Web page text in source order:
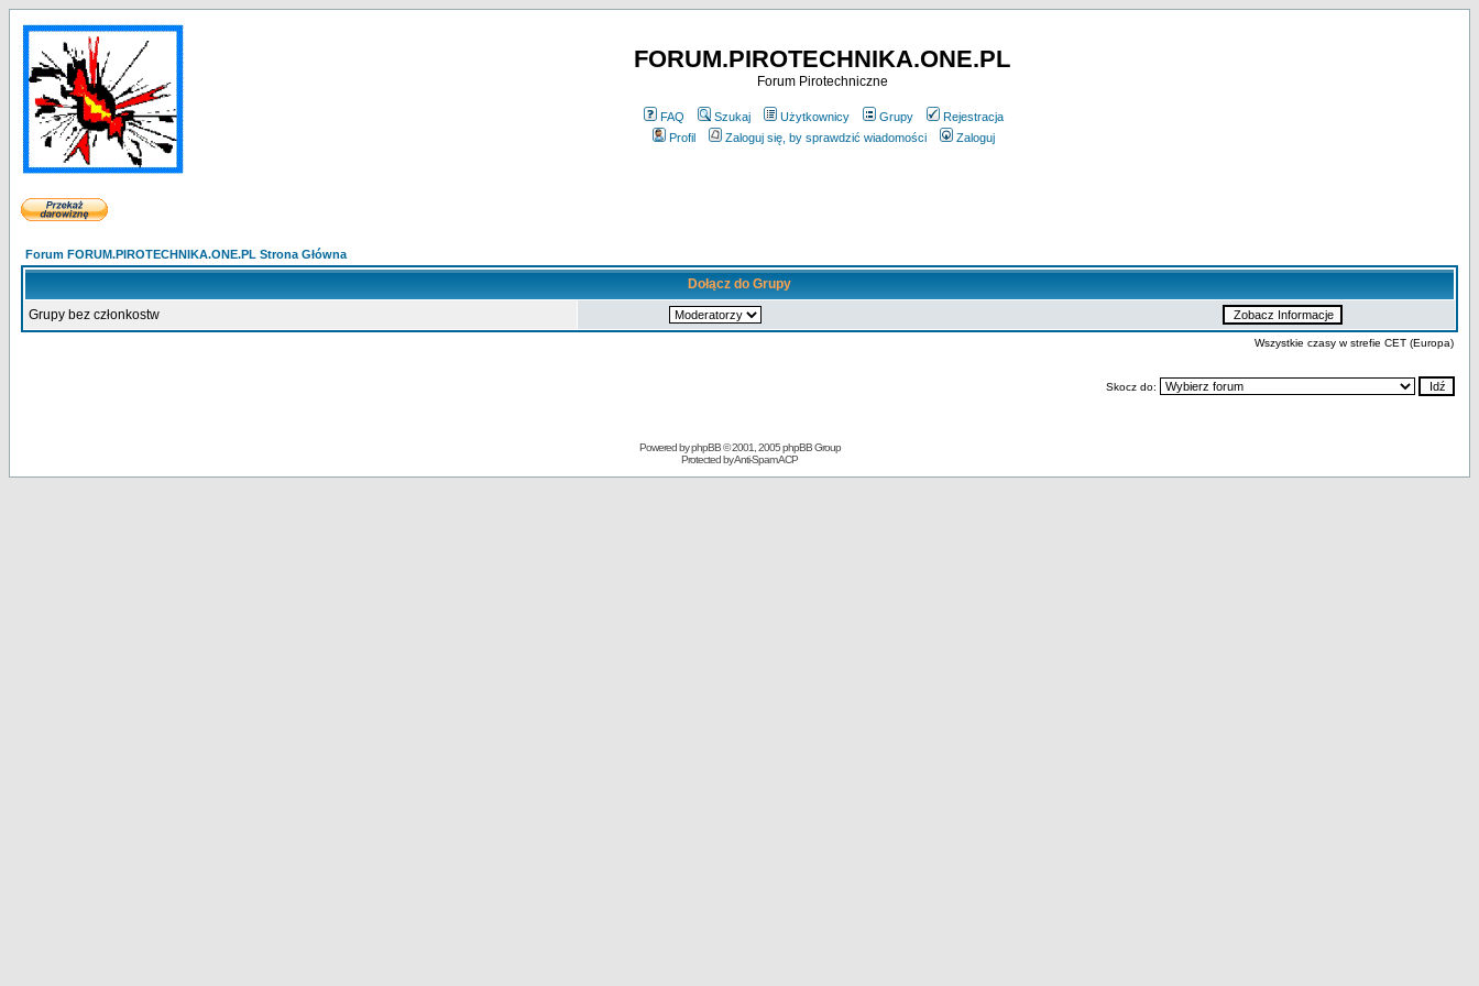
FORUM.PIROTECHNIKA.ONE.PL
Forum Pirotechniczne
FAQ Szukaj Użytkownicy Grupy
Rejestracja
Profil
Zaloguj się, by sprawdzić wiadomości Zaloguj
Forum FORUM.PIROTECHNIKA.ONE.PL Strona Główna
Dołącz do Grupy
Grupy bez członkostw
Wszystkie czasy w strefie CET (Europa)
Skocz do:
Powered byphpBB© 2001, 2005 phpBB Group
Protected byAnti-Spam ACP